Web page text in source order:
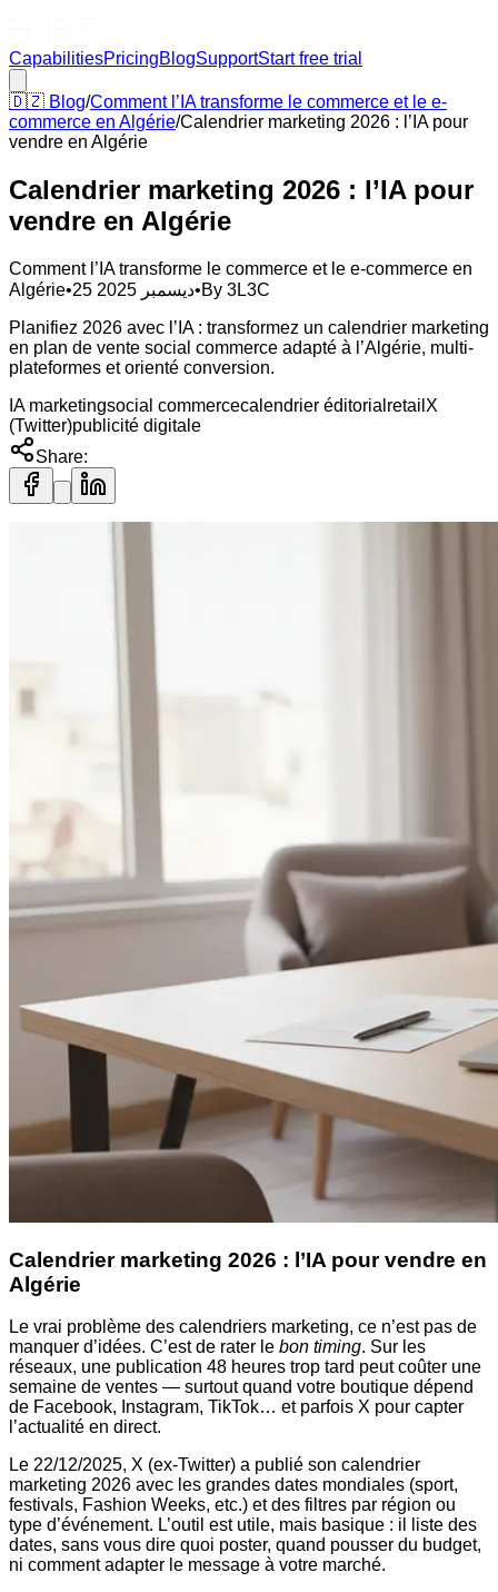
CapabilitiesPricingBlogSupportStart free trial
🇩🇿 Blog/Comment l’IA transforme le commerce et le e-
commerce en Algérie/Calendrier marketing 2026 : l’IA pour
vendre en Algérie
Calendrier marketing 2026 : l’IA pour
vendre en Algérie
Comment l’IA transforme le commerce et le e-commerce en
Algérie• 25 ديسمبر 2025•By 3L3C
Planifiez 2026 avec l’IA : transformez un calendrier marketing
en plan de vente social commerce adapté à l’Algérie, multi-
plateformes et orienté conversion.
IA marketingsocial commercecalendrier éditorial retail X
(Twitter)publicité digitale
Share:
Calendrier marketing 2026 : l’IA pour vendre en
Algérie
Le vrai problème des calendriers marketing, ce n’est pas de
manquer d’idées. C’est de rater le bon timing. Sur les
réseaux, une publication 48 heures trop tard peut coûter une
semaine de ventes — surtout quand votre boutique dépend
de Facebook, Instagram, TikTok… et parfois X pour capter
l’actualité en direct.
Le 22/12/2025, X (ex-Twitter) a publié son calendrier
marketing 2026 avec les grandes dates mondiales (sport,
festivals, Fashion Weeks, etc.) et des filtres par région ou
type d’événement. L’outil est utile, mais basique : il liste des
dates, sans vous dire quoi poster, quand pousser du budget,
ni comment adapter le message à votre marché.